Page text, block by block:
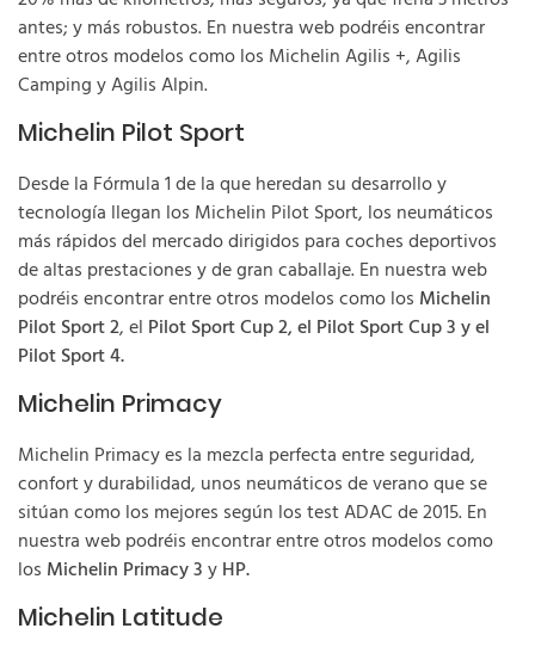
antes; y más robustos. En nuestra web podréis encontrar
entre otros modelos como los Michelin Agilis +, Agilis
Camping y Agilis Alpin.
Michelin Pilot Sport
Desde la Fórmula 1 de la que heredan su desarrollo y
tecnología llegan los Michelin Pilot Sport, los neumáticos
más rápidos del mercado dirigidos para coches deportivos
de altas prestaciones y de gran caballaje. En nuestra web
podréis encontrar entre otros modelos como los Michelin
Pilot Sport 2, el Pilot Sport Cup 2, el Pilot Sport Cup 3 y el
Pilot Sport 4.
Michelin Primacy
Michelin Primacy es la mezcla perfecta entre seguridad,
confort y durabilidad, unos neumáticos de verano que se
sitúan como los mejores según los test ADAC de 2015. En
nuestra web podréis encontrar entre otros modelos como
los Michelin Primacy 3yHP.
Michelin Latitude